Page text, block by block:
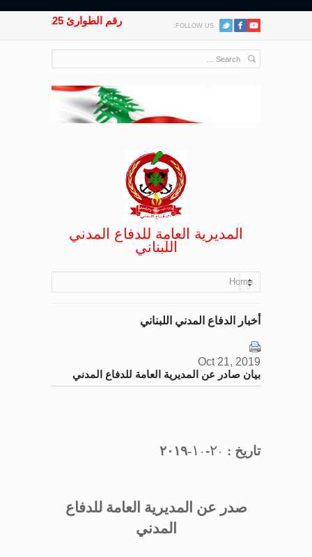
FOLLOW US: رقم الطوارئ 125
المديرية العامة للدفاع المدني
اللبناني
Home
أخبار الدفاع المدني اللبناني
Oct 21, 2019
بيان صادر عن المديرية العامة للدفاع المدني
تاريخ : ٢٠ - ١ ٠ -٢٠١٩
صدر عن المديرية العامة للدفاع
المدني